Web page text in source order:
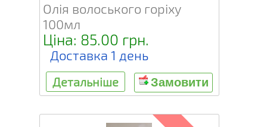
Олія волоського горіху
100мл
Ціна: 85.00 грн.
Доставка 1 день
Детальніше Замовити